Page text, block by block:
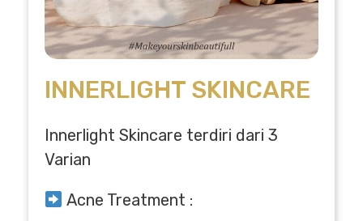
INNERLIGHT SKINCARE
Innerlight Skincare terdiri dari 3
Varian
Acne Treatment :